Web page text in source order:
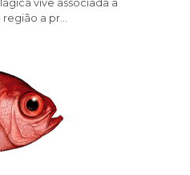
vive associada a
a pr...